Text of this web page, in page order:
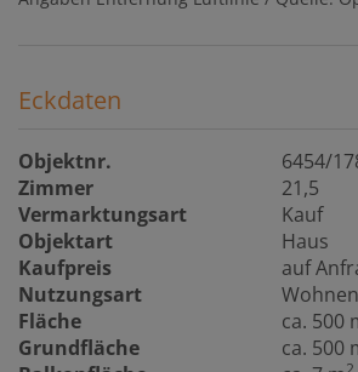
Eckdaten
Objektnr.
6454/
Zimmer
21,5
Vermarktungsart
Kauf
Objektart
Haus
Kaufpreis
auf
Nutzungsart
Wohnen
Fläche
ca. 500
Grundfläche ca. 500